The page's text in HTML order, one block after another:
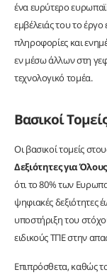
ένα ευρύτερο
εμβέλειάς του το
πληροφορίες και
εν μέσω άλλων στη
τεχνολογικό τομέα.
Βασικοί
Οι βασικοί τομείς
Δεξιότητες για Όλους
ότι το 80% των
ψηφιακές δεξιότητες
υποστήριξη του
ειδικούς ΤΠΕ στην
Επιπρόσθετα, καθώς